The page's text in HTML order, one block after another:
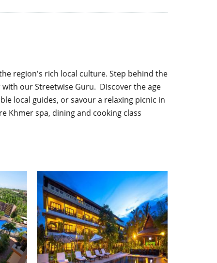
region's rich local culture. Step behind the
our Streetwise Guru. Discover the age
local guides, or savour a relaxing picnic in
Khmer spa, dining and cooking class